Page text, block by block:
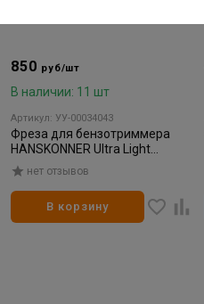
850 руб/шт
В наличии: 11 шт
Артикул: УУ-00034043
Фреза для бензотриммера
HANSKONNER Ultra Light
255*25,4*36 с тверд. напайк.
нет отзывов
В корзину